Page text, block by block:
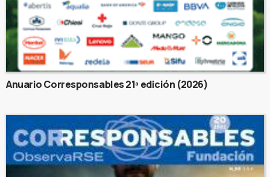
Anuario Corresponsables 21ª edición (2026)